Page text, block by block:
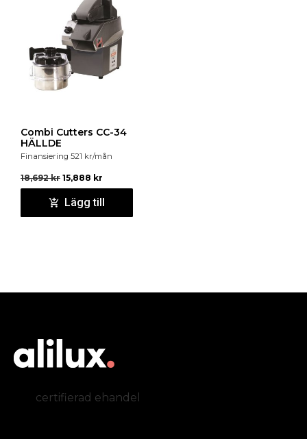
Combi Cutters CC-34
HÄLLDE
Finansiering 521 kr/mån
18,692kr 15,888 kr
Lägg till
certifierad ehandel